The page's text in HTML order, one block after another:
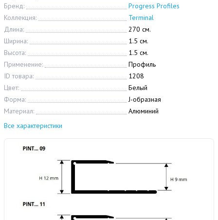
Бренд:
Progress Profiles
Коллекция:
Terminal
Длина:
270 см.
Ширина:
1.5 см.
Высота:
1.5 см.
Применение:
Профиль
ID товара:
1208
Цвет:
Белый
Форма:
J-образная
Материал:
Алюминий
Все характеристики